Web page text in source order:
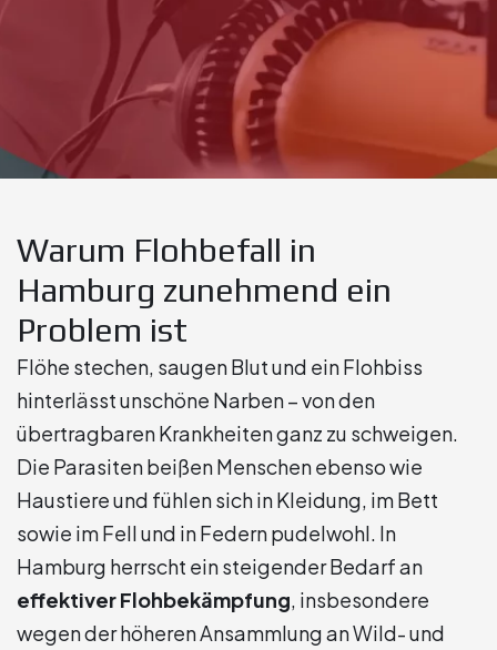
Warum Flohbefall in
Hamburg zunehmend ein
Problem ist
Flöhe stechen, saugen Blut und ein Flohbiss
hinterlässt unschöne Narben – von den
übertragbaren Krankheiten ganz zu schweigen.
Die Parasiten beißen Menschen ebenso wie
Haustiere und fühlen sich in Kleidung, im Bett
sowie im Fell und in Federn pudelwohl. In
Hamburg herrscht ein steigender Bedarf an
effektiver Flohbekämpfung, insbesondere
wegen der höheren Ansammlung an Wild- und